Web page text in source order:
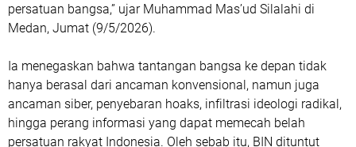
persatuan bangsa,” ujar Muhammad Mas’ud Silalahi di
Medan, Jumat (9/5/2026).
Ia menegaskan bahwa tantangan bangsa ke depan tidak
hanya berasal dari ancaman konvensional, namun juga
ancaman siber, penyebaran hoaks, infiltrasi ideologi radikal,
hingga perang informasi yang dapat memecah belah
persatuan rakyat Indonesia. Oleh sebab itu, BIN dituntut